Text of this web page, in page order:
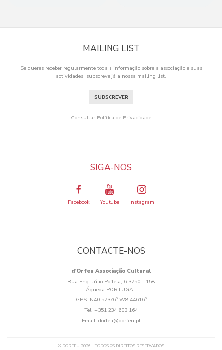
MAILING LIST
Se queres receber regularmente toda a informação sobre a associação e suas
actividades, subscreve já a nossa mailing list.
SUBSCREVER
Consultar Política de Privacidade
SIGA-NOS
Facebook Youtube Instagram
CONTACTE-NOS
d’Orfeu Associação Cultural
Rua Eng. Júlio Portela, 6 3750 - 158
Águeda PORTUGAL
GPS: N40.57376º W8.44616º
Tel: +351 234 603 164
Email: dorfeu@dorfeu.pt
® DORFEU 2026 - TODOS OS DIREITOS RESERVADOS